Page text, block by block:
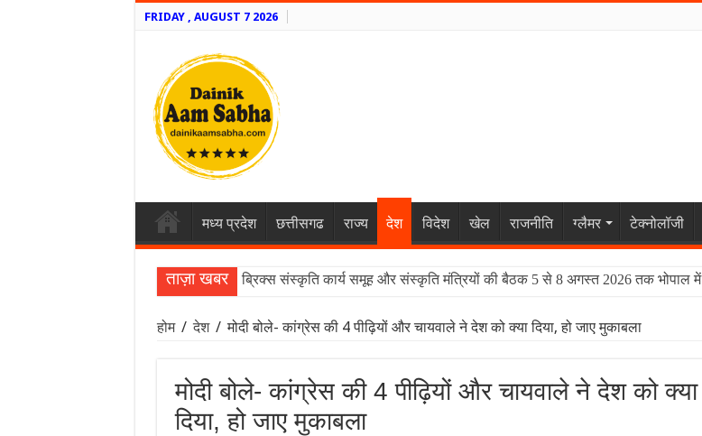
FRIDAY , AUGUST 7 2026
मध्य प्रदेश छत्तीसगढ राज्य देश विदेश खेल राजनीति ग्लैमर टेक्नोलॉजी
ताज़ा खबर ब्रिक्स संस्कृति कार्य समूह और संस्कृति मंत्रियों की बैठक 5 से 8 अगस्त 2026 तक भोपाल में
होम / देश / मोदी बोले- कांग्रेस की 4 पीढ़ियों और चायवाले ने देश को क्या दिया, हो जाए मुकाबला
मोदी बोले- कांग्रेस की 4 पीढ़ियों और चायवाले ने देश को क्या
दिया, हो जाए मुकाबला